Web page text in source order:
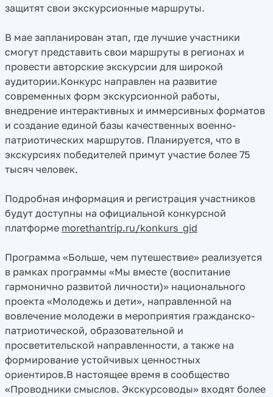
защитят свои экскурсионные маршруты.
В мае запланирован этап, где лучшие участники
смогут представить свои маршруты в регионах и
провести авторские экскурсии для широкой
аудитории.Конкурс направлен на развитие
современных форм экскурсионной работы,
внедрение интерактивных и иммерсивных форматов
и создание единой базы качественных военно-
патриотических маршрутов. Планируется, что в
экскурсиях победителей примут участие более 75
тысяч человек.
Подробная информация и регистрация участников
будут доступны на официальной конкурсной
платформе morethantrip.ru/konkurs_gid
Программа «Больше, чем путешествие» реализуется
в рамках программы «Мы вместе (воспитание
гармонично развитой личности)» национального
проекта «Молодежь и дети», направленной на
вовлечение молодежи в мероприятия гражданско-
патриотической, образовательной и
просветительской направленности, а также на
формирование устойчивых ценностных
ориентиров.В настоящее время в сообщество
«Проводники смыслов. Экскурсоводы» входят более